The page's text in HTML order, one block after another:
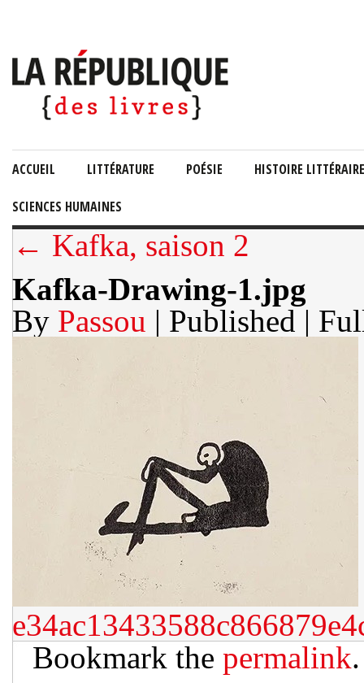
ACCUEIL LITTÉRATURE POÉSIE HISTOIRE LITTÉRAIRE
SCIENCES HUMAINES
← Kafka, saison 2
Kafka-Drawing-1.jpg
By Passou | Published |
Bookmark the permalink.